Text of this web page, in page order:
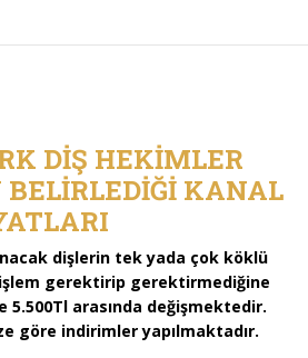
DİŞ HEKİMLER
BELİRLEDİĞİ KANAL
dişlerin tek yada çok köklü
gerektirip gerektirmediğine
5.500Tl arasında değişmektedir.
göre indirimler yapılmaktadır.